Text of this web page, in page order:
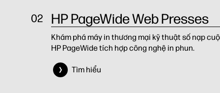
Tìm hiểu
HP PageWide Web Presses
Khám phá máy in thương mại kỹ thuật số nạp
HP PageWide tích hợp công nghệ in phun.
Tìm hiểu